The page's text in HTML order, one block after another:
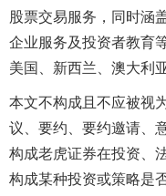
股票交易服务，同时涵
企业服务及投资者教育
美国、新西兰、澳大利
本文不构成且不应被视
议、要约、要约邀请、
构成老虎证券在投资、
构成某种投资或策略是